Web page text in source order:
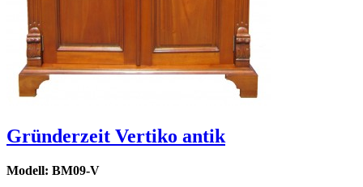
Gründerzeit Vertiko antik
Modell: BM09-V